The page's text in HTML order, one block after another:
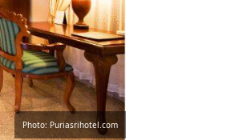
Photo: Puriasrihotel.com